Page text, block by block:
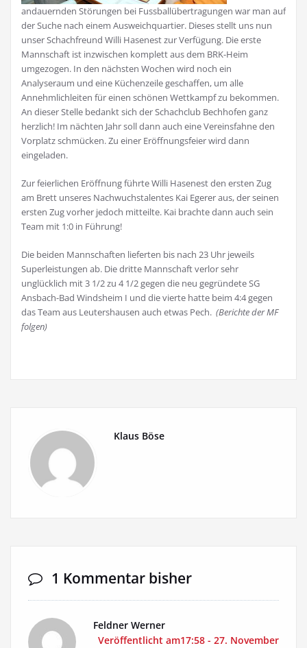
andauernden Störungen bei Fussballübertragungen war man auf
der Suche nach einem Ausweichquartier. Dieses stellt uns nun
unser Schachfreund Willi Hasenest zur Verfügung. Die erste
Mannschaft ist inzwischen komplett aus dem BRK-Heim
umgezogen. In den nächsten Wochen wird noch ein
Analyseraum und eine Küchenzeile geschaffen, um alle
Annehmlichleiten für einen schönen Wettkampf zu bekommen.
An dieser Stelle bedankt sich der Schachclub Bechhofen ganz
herzlich! Im nächten Jahr soll dann auch eine Vereinsfahne den
Vorplatz schmücken. Zu einer Eröffnungsfeier wird dann
eingeladen.
Zur feierlichen Eröffnung führte Willi Hasenest den ersten Zug
am Brett unseres Nachwuchstalentes Kai Egerer aus, der seinen
ersten Zug vorher jedoch mitteilte. Kai brachte dann auch sein
Team mit 1:0 in Führung!
Die beiden Mannschaften lieferten bis nach 23 Uhr jeweils
Superleistungen ab. Die dritte Mannschaft verlor sehr
unglücklich mit 3 1/2 zu 4 1/2 gegen die neu gegründete SG
Ansbach-Bad Windsheim I und die vierte hatte beim 4:4 gegen
das Team aus Leutershausen auch etwas Pech. (Berichte der MF
folgen)
Klaus Böse
1 Kommentar bisher
Feldner Werner
Veröffentlicht am17:58 - 27. November